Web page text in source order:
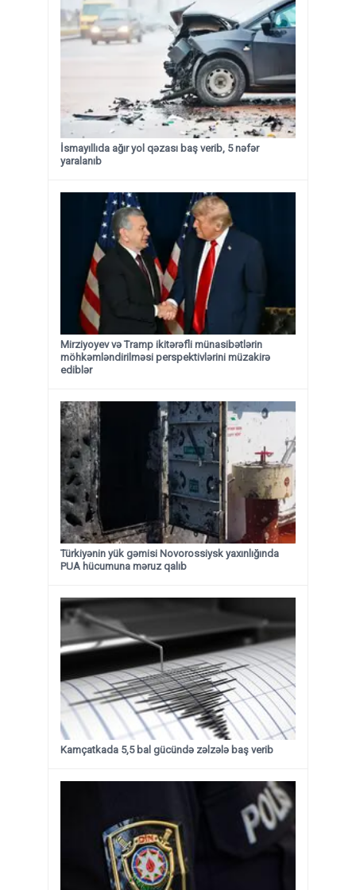
İsmayıllıda ağır yol qəzası baş verib, 5 nəfər
yaralanıb
Mirziyoyev və Tramp ikitərəfli münasibətlərin
möhkəmləndirilməsi perspektivlərini müzakirə
ediblər
Türkiyənin yük gəmisi Novorossiysk yaxınlığında
PUA hücumuna məruz qalıb
Kamçatkada 5,5 bal gücündə zəlzələ baş verib